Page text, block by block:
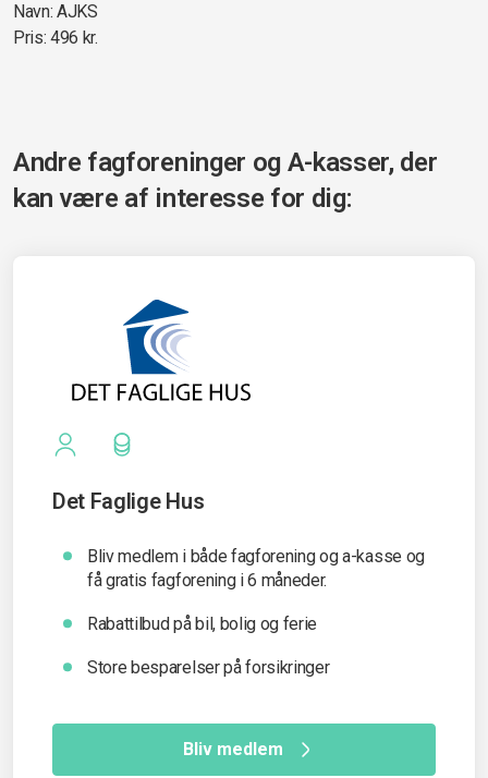
Navn: AJKS
Pris: 496 kr.
Andre fagforeninger og A-kasser, der
kan være af interesse for dig:
Det Faglige Hus
Bliv medlem i både fagforening og a-kasse og
få gratis fagforening i 6 måneder.
Rabattilbud på bil, bolig og ferie
Store besparelser på forsikringer
Bliv medlem